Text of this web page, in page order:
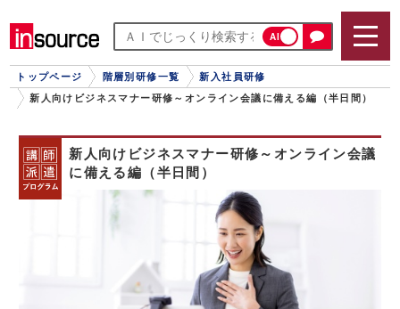
AI
トップページ 階層別研修一覧
新入社員研修
新人向けビジネスマナー研修～オンライン会議に備える編（半日間）
新人向けビジネスマナー研修～オンライン会議
に備える編（半日間）